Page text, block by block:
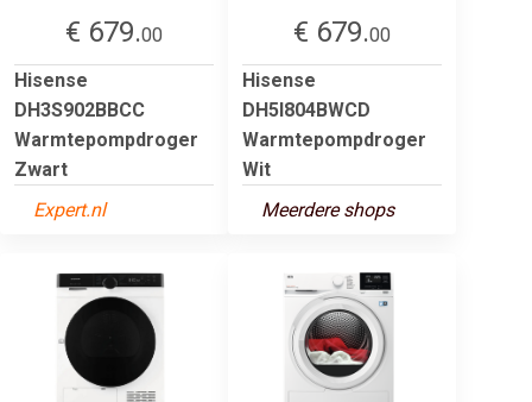
€ 679.00
Hisense
DH3S902BBCC
Warmtepompdroger
Zwart
Expert.nl
€ 679.00
Hisense
DH5I804BWCD
Warmtepompdroger
Wit
Meerdere shops